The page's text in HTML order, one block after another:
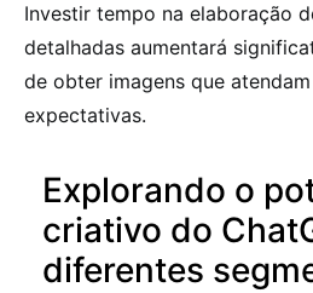
Investir tempo na elaboração
detalhadas aumentará
de obter imagens que
expectativas.
Explorando o
criativo do
diferentes